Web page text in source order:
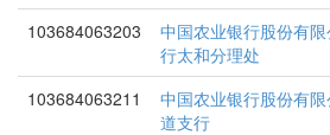
103684063203
中国农业银行股份有
行太和分理处
103684063211
中国农业银行股份有
道支行